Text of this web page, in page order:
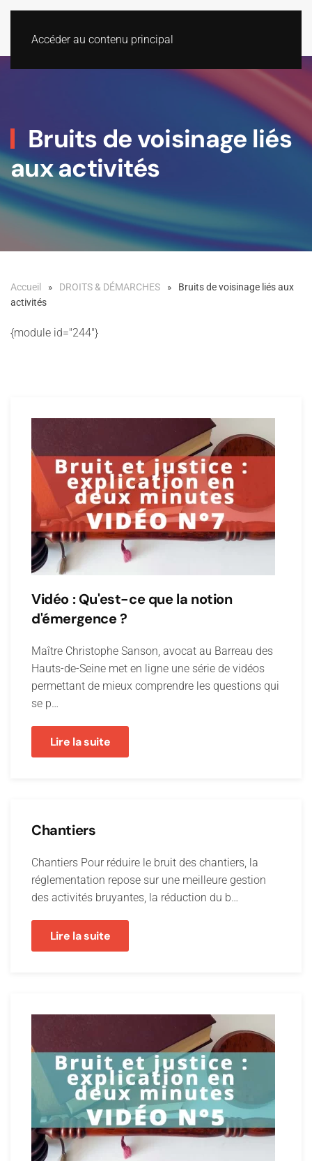
Accéder au contenu principal
Bruits de voisinage liés
aux activités
Accueil DROITS & DÉMARCHES
Bruits de voisinage liés aux
activités
{module id="244"}
Vidéo : Qu'est-ce que la notion
d'émergence ?
Maître Christophe Sanson, avocat au Barreau des
Hauts-de-Seine met en ligne une série de vidéos
permettant de mieux comprendre les questions qui
se p…
Lire la suite
Chantiers
Chantiers Pour réduire le bruit des chantiers, la
réglementation repose sur une meilleure gestion
des activités bruyantes, la réduction du b…
Lire la suite